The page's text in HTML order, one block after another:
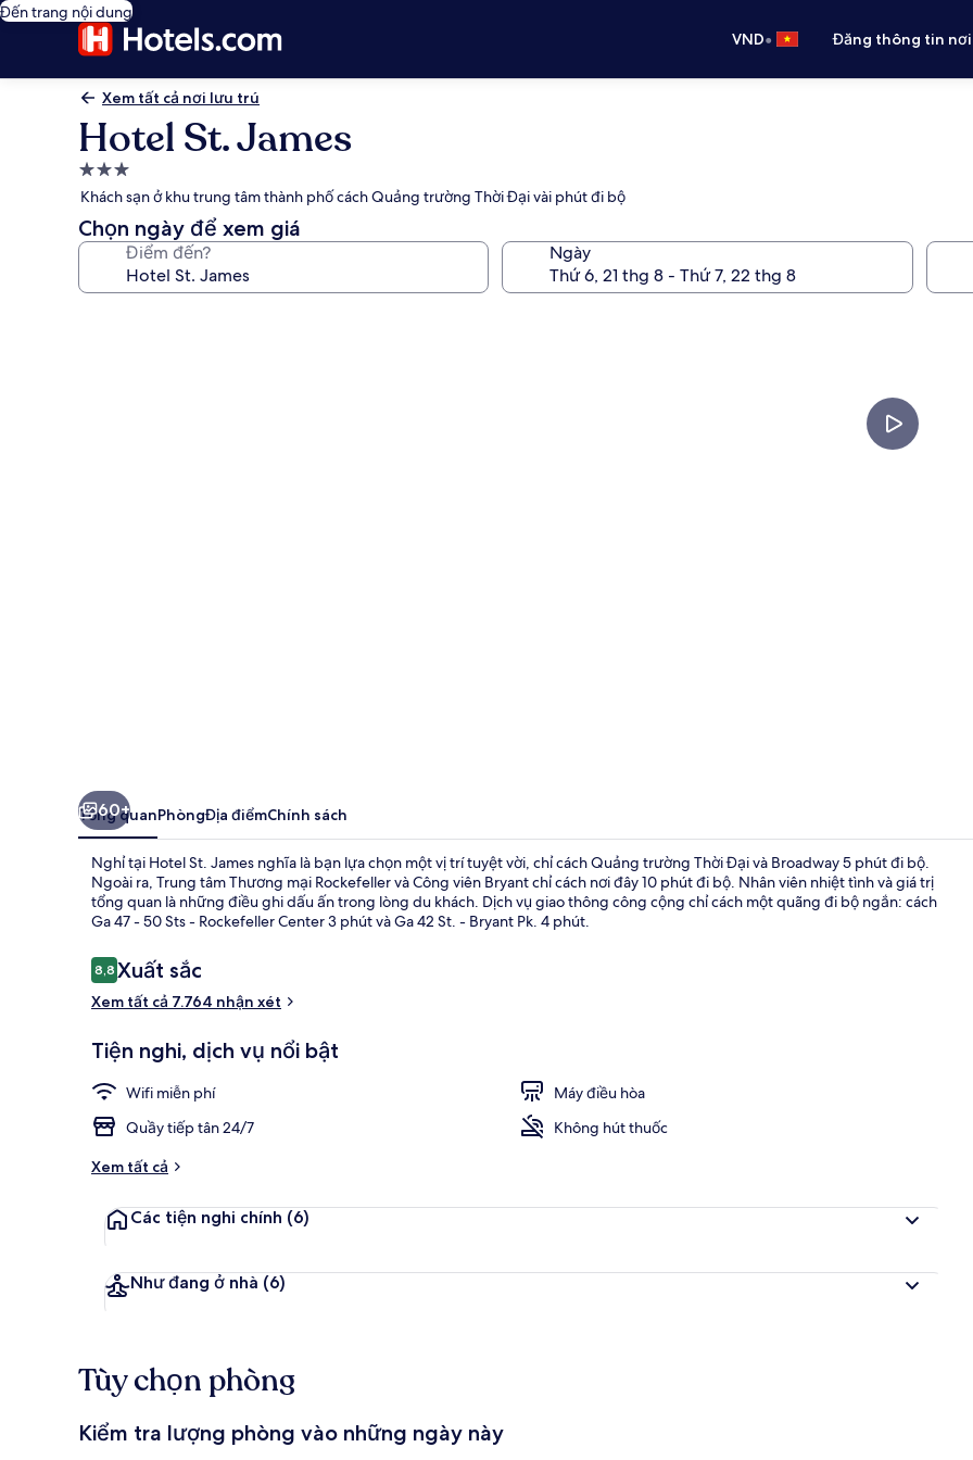
Đến trang nội dung
VND• Đăng thông tin
Xem tất cả nơi lưu trú
Hotel St. James
Nơi
lưu
trú
3.0
Khách sạn ở khu trung tâm thành phố cách Quảng trường Thời Đại vài phút đi bộ
Chọn ngày để xem giá
Điểm đến? Ngày
60+
Tổng quanPhòngĐịa điểmChính sách
Nghỉ tại Hotel St. James nghĩa là bạn lựa chọn một vị trí tuyệt vời, chỉ cách Quảng trường Thời Đại và Broadway 5 phút đi bộ.
Ngoài ra, Trung tâm Thương mại Rockefeller và Công viên Bryant chỉ cách nơi đây 10 phút đi bộ. Nhân viên nhiệt tình và giá trị
tổng quan là những điều ghi dấu ấn trong lòng du khách. Dịch vụ giao thông công cộng chỉ cách một quãng đi bộ ngắn: cách
Ga 47 - 50 Sts - Rockefeller Center 3 phút và Ga 42 St. - Bryant Pk. 4 phút.
Nhận
xét
8,88,8 trên 10,
Xuất sắc
Xem tất cả 7.764 nhận xét
Tiện nghi, dịch vụ nổi bật
Wifi miễn phí
Máy điều hòa
Quầy tiếp tân 24/7
Không hút thuốc
Xem tất cả
Các tiện nghi chính (6)
Như đang ở nhà (6)
Tùy chọn phòng
Kiểm tra lượng phòng vào những ngày này